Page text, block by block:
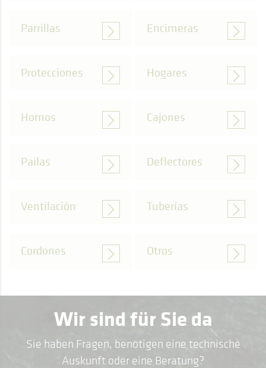
Parrillas Encimeras
Protecciones Hogares
Hornos Cajones
Pailas Deflectores
Ventilación Tuberías
Cordones Otros
Wir sind für Sie da
Sie haben Fragen, benötigen eine technische
Auskunft oder eine Beratung?